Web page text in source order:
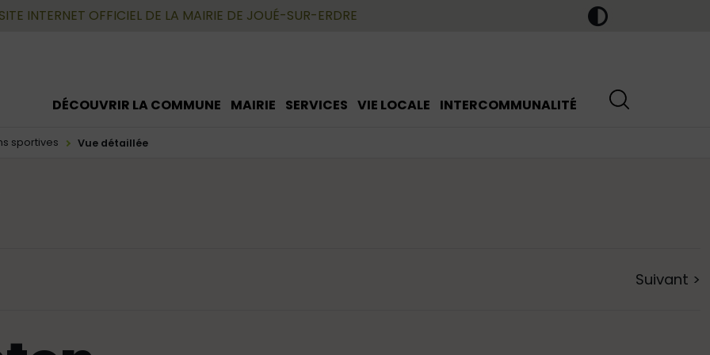
SITE INTERNET OFFICIEL DE LA MAIRIE DE JOUÉ-SUR-ERDRE
DÉCOUVRIR LA COMMUNE MAIRIE SERVICES VIE LOCALE INTERCOMMUNALITÉ
sportives Vue détaillée
Suivant >